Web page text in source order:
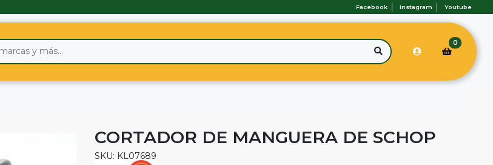
Facebook Instagram Youtube
0
CORTADOR DE MANGUERA DE SCHOP
SKU: KL07689